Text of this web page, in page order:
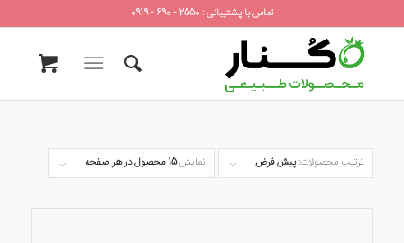
تماس با پشتیبانی : 2550 - 690 - 0919
ترتیب محصولات:پیش فرض نمایش15 محصول در هر صفحه